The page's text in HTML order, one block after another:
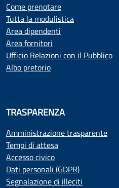
Come prenotare
Tutta la modulistica
Area dipendenti
Area fornitori
Ufficio Relazioni con il Pubblico
Albo pretorio
TRASPARENZA
Amministrazione trasparente
Tempi di attesa
Accesso civico
Dati personali (GDPR)
Segnalazione di illeciti